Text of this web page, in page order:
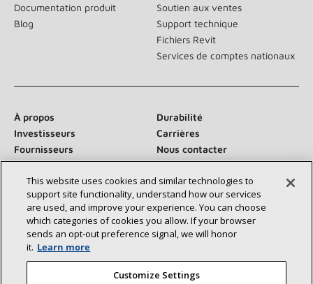
Documentation produit
Blog
Soutien aux ventes
Support technique
Fichiers Revit
Services de comptes nationaux
À propos
Durabilité
Investisseurs
Carrières
Fournisseurs
Nous contacter
Salle de presse
Communiquez avec nous :
This website uses cookies and similar technologies to
support site functionality, understand how our services
are used, and improve your experience. You can choose
which categories of cookies you allow. If your browser
sends an opt‑out preference signal, we will honor
it. Learn more
Customize Settings